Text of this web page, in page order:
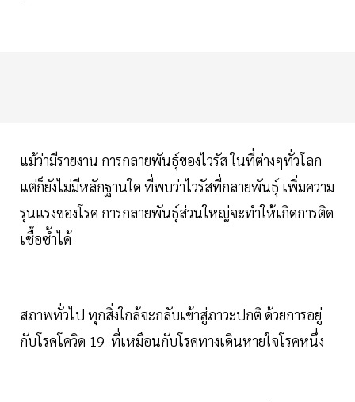
แม้ว่ามีรายงาน การกลายพันธุ์ของไวรัส ในที่ต่างๆทั่วโลก
แต่ก็ยังไม่มีหลักฐานใด ที่พบว่าไวรัสที่กลายพันธุ์ เพิ่มความ
รุนแรงของโรค การกลายพันธุ์ส่วนใหญ่จะทำให้เกิดการติด
เชื้อซ้ำได้
สภาพทั่วไป ทุกสิ่งใกล้จะกลับเข้าสู่ภาวะปกติ ด้วยการอยู่
กับโรคโควิด 19 ที่เหมือนกับโรคทางเดินหายใจโรคหนึ่ง